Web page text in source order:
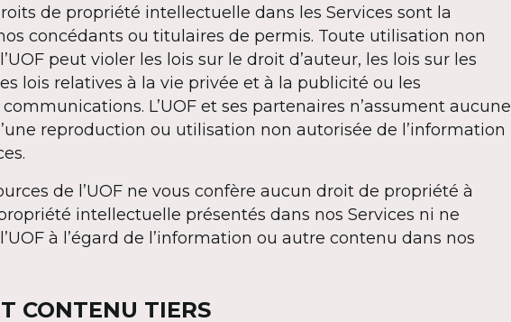
de propriété intellectuelle dans les Services sont la
concédants ou titulaires de permis. Toute utilisation non
peut violer les lois sur le droit d’auteur, les lois sur les
lois relatives à la vie privée et à la publicité ou les
L’UOF et ses partenaires n’assument aucune
reproduction ou utilisation non autorisée de l’information
de l’UOF ne vous confère aucun droit de propriété à
intellectuelle présentés dans nos Services ni ne
à l’égard de l’information ou autre contenu dans nos
CONTENU TIERS